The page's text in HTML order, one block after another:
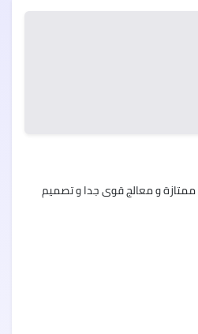
ممتازة و معالج قوى جدا و تصميم